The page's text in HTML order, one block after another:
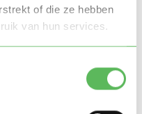
of die ze hebben
van hun services.